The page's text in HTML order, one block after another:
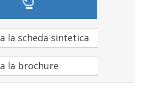
la scheda sintetica
la brochure